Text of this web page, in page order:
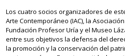
Los cuatro socios organizadores de
Arte Contemporáneo (IAC), la
Fundación Profesor Uría y el Museo
entre sus objetivos la defensa del
la promoción y la conservación del